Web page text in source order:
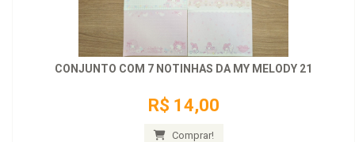
CONJUNTO COM 7 NOTINHAS DA MY MELODY 21
R$ 14,00
Comprar!